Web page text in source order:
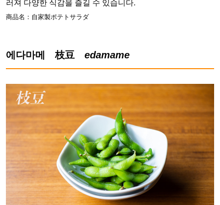
러져 다양한 식감을 즐길 수 있습니다.
商品名：自家製ポテトサラダ
에다마메 枝豆 edamame